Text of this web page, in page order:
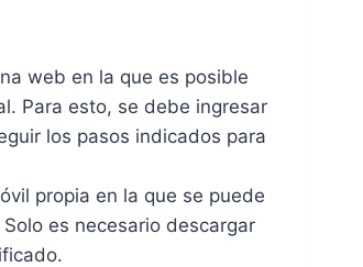
web en la que es posible
Para esto, se debe ingresar
los pasos indicados para
propia en la que se puede
es necesario descargar